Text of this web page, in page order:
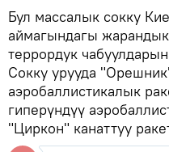
Бул массалык сокку
аймагындагы
террордук
Сокку урууда
аэробаллистикалык
гиперүндүү
"Циркон" канаттуу